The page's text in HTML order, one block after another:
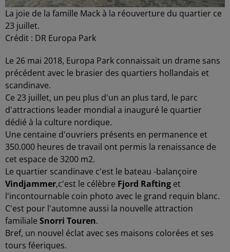
La joie de la famille Mack à la réouverture du quartier ce
23 juillet.
Crédit : DR Europa Park
Le 26 mai 2018, Europa Park connaissait un drame sans
précédent avec le brasier des quartiers hollandais et
scandinave.
Ce 23 juillet, un peu plus d'un an plus tard, le parc
d'attractions leader mondial a inauguré le quartier
dédié à la culture nordique.
Une centaine d'ouvriers présents en permanence et
350.000 heures de travail ont permis la renaissance de
cet espace de 3200 m2.
Le quartier scandinave c'est le bateau -balançoire
Vindjammer,c'est le célèbre Fjord Rafting et
l'incontournable coin photo avec le grand requin blanc.
C'est pour l'automne aussi la nouvelle attraction
familiale Snorri Touren.
Bref, un nouvel éclat avec ses maisons colorées et ses
tours féeriques.